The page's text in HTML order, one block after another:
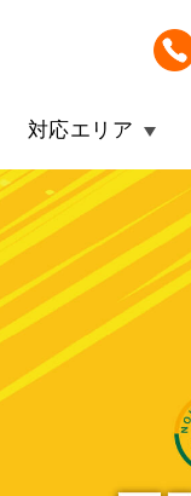
対応エリア